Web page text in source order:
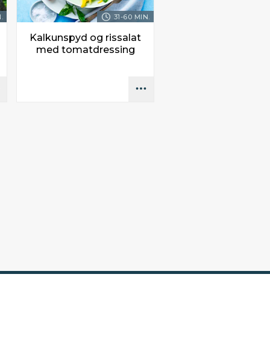
31-60 MIN.
Kalkunspyd og rissalat
med tomatdressing